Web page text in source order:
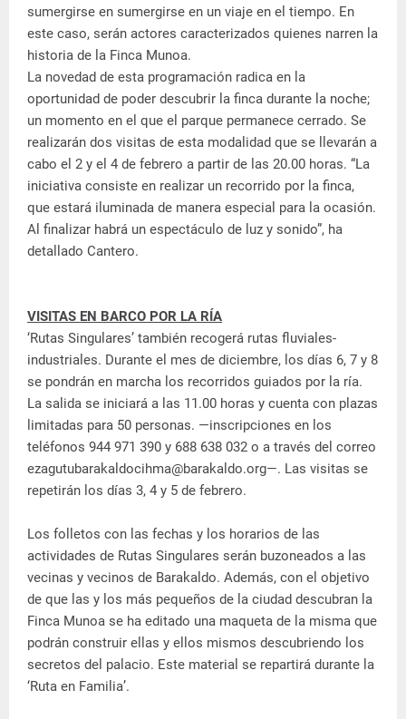
sumergirse en sumergirse en un viaje en el tiempo. En
este caso, serán actores caracterizados quienes narren la
historia de la Finca Munoa.
La novedad de esta programación radica en la
oportunidad de poder descubrir la finca durante la noche;
un momento en el que el parque permanece cerrado. Se
realizarán dos visitas de esta modalidad que se llevarán a
cabo el 2 y el 4 de febrero a partir de las 20.00 horas. “La
iniciativa consiste en realizar un recorrido por la finca,
que estará iluminada de manera especial para la ocasión.
Al finalizar habrá un espectáculo de luz y sonido”, ha
detallado Cantero.
VISITAS EN BARCO POR LA RÍA
‘Rutas Singulares’ también recogerá rutas fluviales-
industriales. Durante el mes de diciembre, los días 6, 7 y 8
se pondrán en marcha los recorridos guiados por la ría.
La salida se iniciará a las 11.00 horas y cuenta con plazas
limitadas para 50 personas. —inscripciones en los
teléfonos 944 971 390 y 688 638 032 o a través del correo
ezagutubarakaldocihma@barakaldo.org—. Las visitas se
repetirán los días 3, 4 y 5 de febrero.
Los folletos con las fechas y los horarios de las
actividades de Rutas Singulares serán buzoneados a las
vecinas y vecinos de Barakaldo. Además, con el objetivo
de que las y los más pequeños de la ciudad descubran la
Finca Munoa se ha editado una maqueta de la misma que
podrán construir ellas y ellos mismos descubriendo los
secretos del palacio. Este material se repartirá durante la
‘Ruta en Familia’.